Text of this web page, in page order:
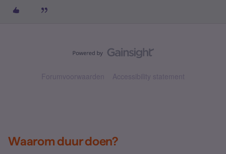
Forumvoorwaarden Accessibility statement
Waarom duur doen?